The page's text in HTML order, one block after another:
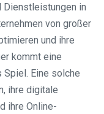
Dienstleistungen in
von großer
und ihre
kommt eine
Spiel. Eine solche
ihre digitale
ihre Online-